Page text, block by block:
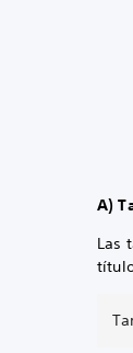
A)
Las